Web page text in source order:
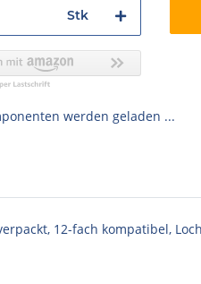
Stk
werden geladen ...
12-fach kompatibel,